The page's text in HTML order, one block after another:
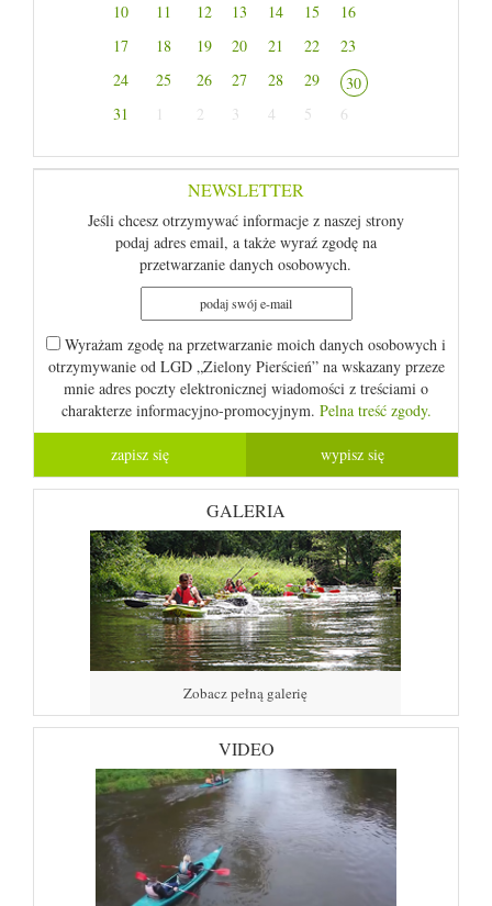
10
11 12 13 14 15
16
17
18 19 20 21 22
23
24
25 26 27 28 29
30
31
1 2 3 4 5 6
NEWSLETTER
Jeśli chcesz otrzymywać informacje z naszej strony
podaj adres email, a także wyraź zgodę na
przetwarzanie danych osobowych.
Wyrażam zgodę na przetwarzanie moich danych osobowych i
otrzymywanie od LGD „Zielony Pierścień” na wskazany przeze
mnie adres poczty elektronicznej wiadomości z treściami o
charakterze informacyjno-promocyjnym. Pelna treść zgody.
GALERIA
Zobacz pełną galerię
VIDEO